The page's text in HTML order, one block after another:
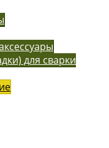
для сварки